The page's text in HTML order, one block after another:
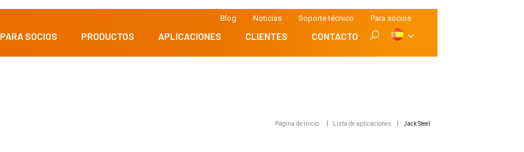
Blog Noticias Soporte técnico Para socios
PARA SOCIOS PRODUCTOS APLICACIONES CLIENTES CONTACTO
Página de inicio Lista de aplicaciones Jack Steel